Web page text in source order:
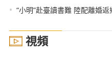
• “小明”赴臺讀書難 陸配離婚
視頻